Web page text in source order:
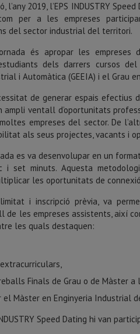
l’any 2019, l’EPS INDUSTRY
per a les empreses
del sector industrial del territori.
és apropar les
dels darrers cursos del
i Automàtica (GEEIA) i el Grau
de generar espais efectius
ampli ventall d’oportunitats
empreses del sector. De
als seus projectes, vacants i
es va desenvolupar en un
i set minuts. Aquesta
les oportunitats de
limitat i inscripció prèvia, va
de les empreses assistents, així
les quals destaquen:
Finals de Grau o de Màster a
Màster en Enginyeria Industrial
Speed Dating hi van